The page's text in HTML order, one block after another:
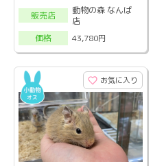
販売店
動物の森 なんば
店
価格
43,780円
お気に入り